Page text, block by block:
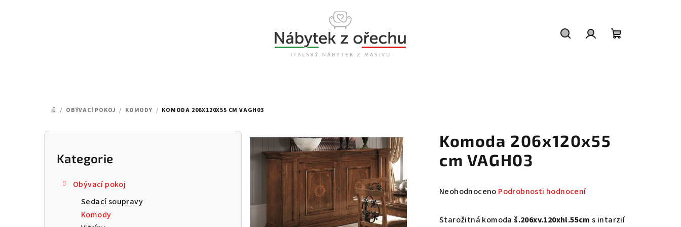
DOMŮ
/ OBÝVACÍ POKOJ / KOMODY / KOMODA 206X120X55 CM VAGH03
P
Přeskočit
kategorie
Kategorie
Obývací pokoj
Sedací soupravy
Komody
Komoda 206x120x55
cm VAGH03
Průměrné
produktu
Neohodnoceno Podrobnosti hodnocení
Starožitná komodaš.206xv.120xhl.55cms intarzií